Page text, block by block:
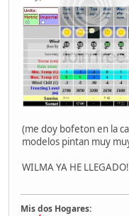
(me doy bofeton en la
modelos pintan muy
WILMA YA HE
Mis dos Hogares: